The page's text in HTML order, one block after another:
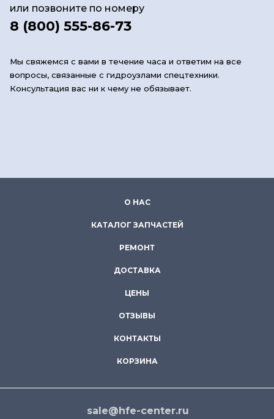
или позвоните по номеру
8 (800) 555-86-73
Мы свяжемся с вами в течение часа и ответим на все
вопросы, связанные с гидроузлами спецтехники.
Консультация вас ни к чему не обязывает.
О НАС
КАТАЛОГ ЗАПЧАСТЕЙ
РЕМОНТ
ДОСТАВКА
ЦЕНЫ
ОТЗЫВЫ
КОНТАКТЫ
КОРЗИНА
sale@hfe-center.ru